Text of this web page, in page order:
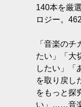
140本を厳
ロジー。
「音楽のチ
たい」「大
したい」「
を取り戻し
をもっと探
い」……音